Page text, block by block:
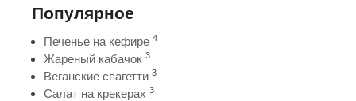
Популярное
Печенье на кефире 4
Жареный кабачок 3
Веганские спагетти 3
Салат на крекерах 3